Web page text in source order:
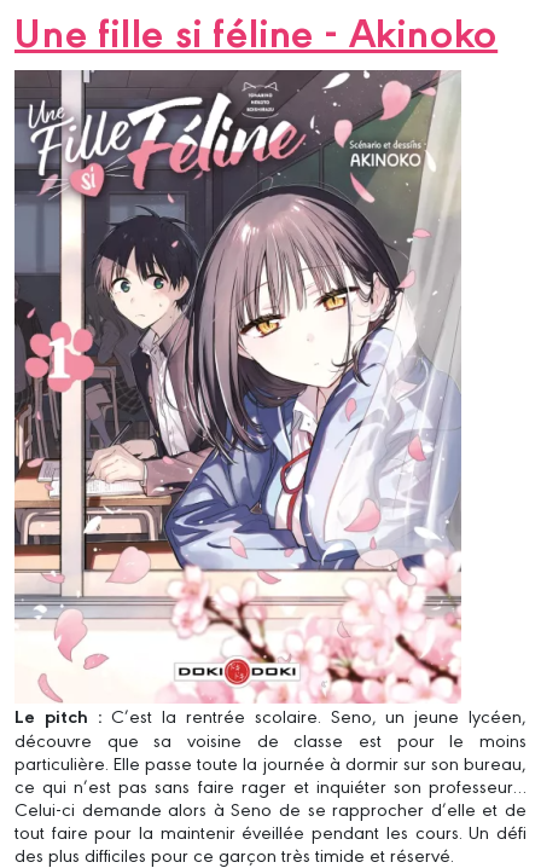
Une fille si féline - Akinoko
Le pitch : C’est la rentrée scolaire. Seno, un jeune lycéen,
découvre que sa voisine de classe est pour le moins
particulière. Elle passe toute la journée à dormir sur son bureau,
ce qui n’est pas sans faire rager et inquiéter son professeur…
Celui-ci demande alors à Seno de se rapprocher d’elle et de
tout faire pour la maintenir éveillée pendant les cours. Un défi
des plus difficiles pour ce garçon très timide et réservé.